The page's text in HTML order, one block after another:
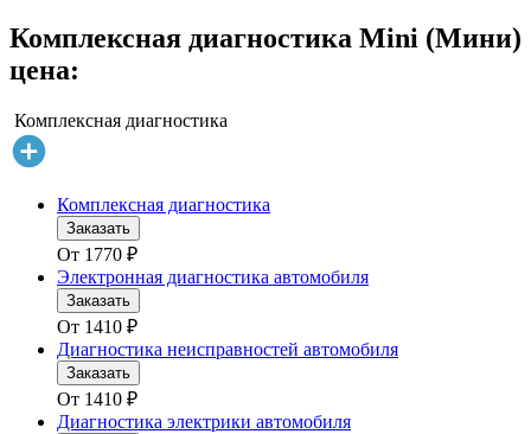
Комплексная диагностика Mini (Мини)
цена:
Комплексная диагностика
Комплексная диагностика
Заказать
От 1770 ₽
Электронная диагностика автомобиля
Заказать
От 1410 ₽
Диагностика неисправностей автомобиля
Заказать
От 1410 ₽
Диагностика электрики автомобиля